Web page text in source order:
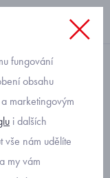
s
fungování
obsahu
marketingovým
i dalších
vše nám udělíte
my vám